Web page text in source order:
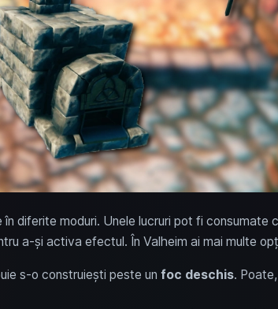
diferite moduri. Unele lucruri pot fi consumate
a-și activa efectul. În Valheim ai mai multe
s-o construiești peste un foc deschis.